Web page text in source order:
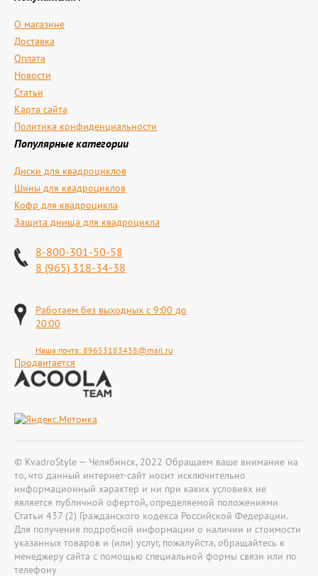
О магазине
Доставка
Оплата
Новости
Статьи
Карта сайта
Политика конфиденциальности
Популярные категории
Диски для квадроциклов
Шины для квадроциклов
Кофр для квадроцикла
Защита днища для квадроцикла
8-800-301-50-58
8 (965) 318-34-38
Работаем без выходных с 9:00 до
20:00
Наша почта: 89653183438@mail.ru
Продвигается
© KvadroStyle — Челябинск, 2022 Обращаем ваше внимание на
то, что данный интернет-сайт носит исключительно
информационный характер и ни при каких условиях не
является публичной офертой, определяемой положениями
Статьи 437 (2) Гражданского кодекса Российской Федерации.
Для получения подробной информации о наличии и стоимости
указанных товаров и (или) услуг, пожалуйста, обращайтесь к
менеджеру сайта с помощью специальной формы связи или по
телефону